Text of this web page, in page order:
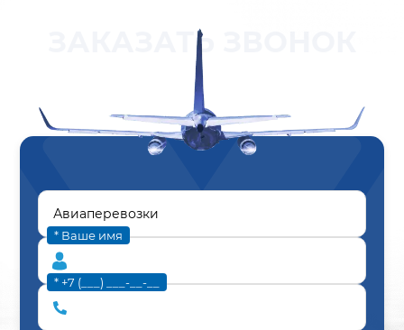
ЗАКАЗАТЬ ЗВОНОК
* Ваше имя
* +7 (___) ___-__-__